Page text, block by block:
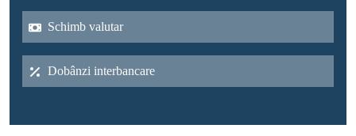
Schimb valutar
Dobânzi interbancare